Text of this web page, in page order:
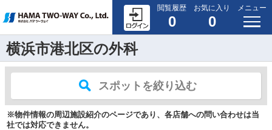
閲覧履歴
0
お気に入り
0
メニュー
横浜市港北区の外科
スポットを絞り込む
※物件情報の周辺施設紹介のページであり、各店舗への問い合わせは当
社では対応できません。